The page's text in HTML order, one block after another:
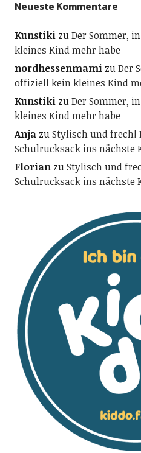
Neueste Kommentare
KunstikizuDer Sommer,
kleines Kind mehr habe
nordhessenmamizuDer
offiziell kein kleines Kind
KunstikizuDer Sommer,
kleines Kind mehr habe
AnjazuStylisch und frech!
Schulrucksack ins nächste
FlorianzuStylisch und
Schulrucksack ins nächste